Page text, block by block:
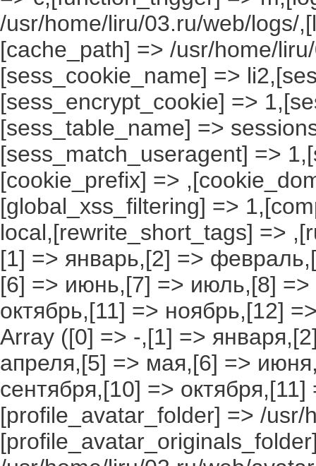
/usr/home/liru/03.ru/web/logs/
[cache_path] => /usr/home/
[sess_cookie_name] =>
[sess_encrypt_cookie] =>
[sess_table_name] =>
[sess_match_useragent] =>
[cookie_prefix] =>
[global_xss_filtering] =>
local,[rewrite_short_tags] =>
[1] => январь,[2] =>
[6] => июнь,[7] => июль,[8] =>
октябрь,[11] => ноябрь,[12]
Array ([0] => -,[1] =>
апреля,[5] => мая,[6] =>
сентября,[10] =>
[profile_avatar_folder] => /